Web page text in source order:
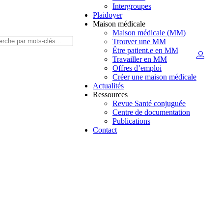
Intergroupes
Plaidoyer
Maison médicale
Maison médicale (MM)
Trouver une MM
Être patient.e en MM
Travailler en MM
Offres d’emploi
Créer une maison médicale
Actualités
Ressources
Revue Santé conjuguée
Centre de documentation
Publications
Contact